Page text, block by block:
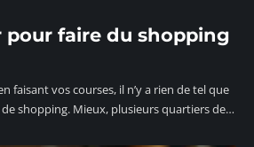
pour faire du shopping
faisant vos courses, il n’y a rien de tel que
shopping. Mieux, plusieurs quartiers de…